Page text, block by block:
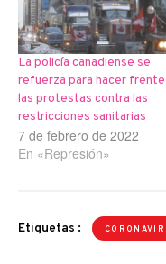
La policía canadiense se
refuerza para hacer frente
las protestas contra las
restricciones sanitarias
7 de febrero de 2022
En «Represión»
Etiquetas :